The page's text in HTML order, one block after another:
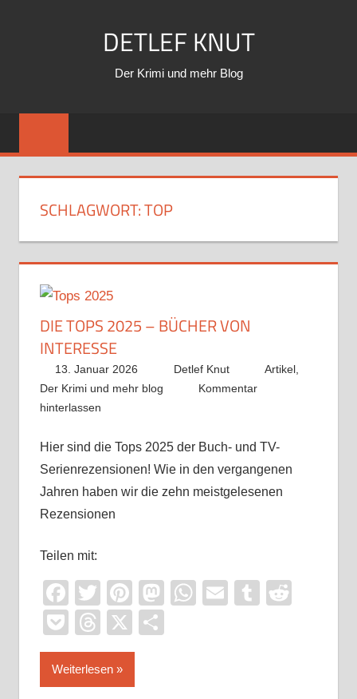
DETLEF KNUT
Der Krimi und mehr Blog
SCHLAGWORT:TOP
DIE TOPS 2025 – BÜCHER VON
INTERESSE
13. Januar 2026 Detlef Knut Artikel
Der Krimi und mehr blog
Kommentar
hinterlassen
Hier sind die Tops 2025 der Buch- und TV-
Serienrezensionen! Wie in den vergangenen
Jahren haben wir die zehn meistgelesenen
Rezensionen
Teilen mit:
Facebook
TwitterPinterest
Mastodon
WhatsApp
EmailTumblr
PocketThreads
X
Weiterlesen